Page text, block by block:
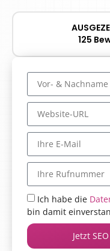
125
Ich habe die
bin damit
Jetzt